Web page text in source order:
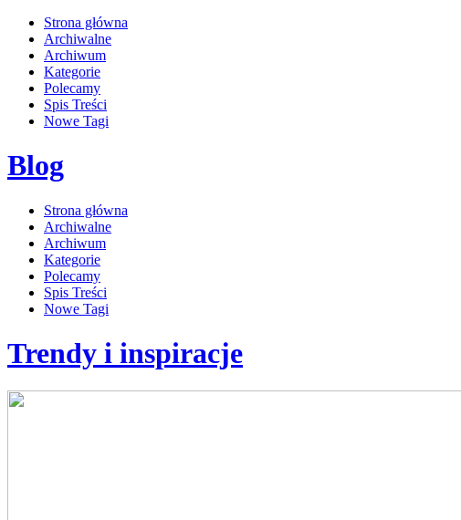
Strona główna
Archiwalne
Archiwum
Kategorie
Polecamy
Spis Treści
Nowe Tagi
Blog
Strona główna
Archiwalne
Archiwum
Kategorie
Polecamy
Spis Treści
Nowe Tagi
Trendy i inspiracje